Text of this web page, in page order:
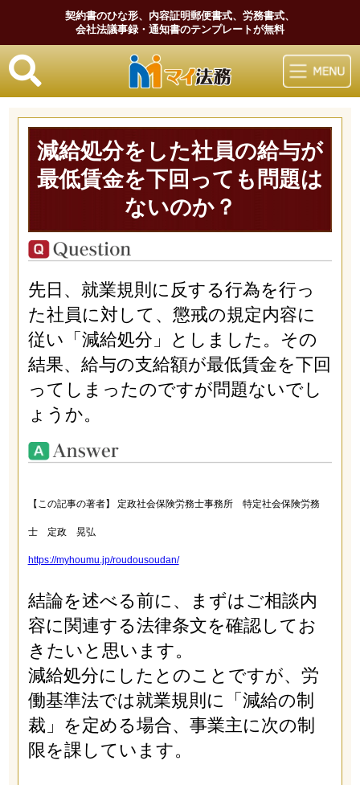
契約書のひな形、内容証明郵便書式、労務書式、
会社法議事録・通知書のテンプレートが無料
マイ法務
減給処分をした社員の給与が
最低賃金を下回っても問題は
ないのか？
先日、就業規則に反する行為を行っ
た社員に対して、懲戒の規定内容に
従い「減給処分」としました。その
結果、給与の支給額が最低賃金を下回
ってしまったのですが問題ないでし
ょうか。
【この記事の著者】 定政社会保険労務士事務所 特定社会保険労務
士 定政 晃弘
https://myhoumu.jp/roudousoudan/
結論を述べる前に、まずはご相談内
容に関連する法律条文を確認してお
きたいと思います。
減給処分にしたとのことですが、労
働基準法では就業規則に「減給の制
裁」を定める場合、事業主に次の制
限を課しています。